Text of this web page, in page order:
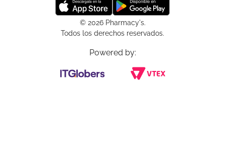
© 2026 Pharmacy's.
Todos los derechos reservados.
Powered by: